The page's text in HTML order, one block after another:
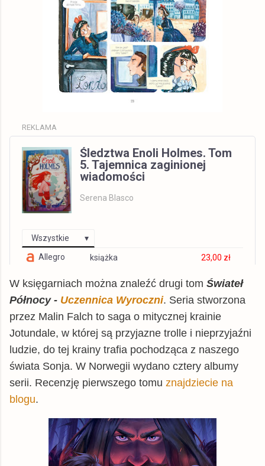
REKLAMA
Śledztwa Enoli Holmes. Tom
5. Tajemnica zaginionej
wiadomości
Serena Blasco
Wszystkie
Allegro
książka
23,00 zł
książka
27,76 zł
Matras.pl
książka
27,83 zł
TaniaKsiazka.pl
książka
28,52 zł
Gandalf.com.pl
książka
28,52 zł
tantis.pl
książka
28,79 zł
chodnikliteracki.pl
matfel.pl
książka
30,85 zł
gildia.pl
książka
31,49 zł
W księgarniach można znaleźć drugi tom Świateł
Północy - Uczennica Wyroczni. Seria stworzona
przez Malin Falch to saga o mitycznej krainie
Jotundale, w której są przyjazne trolle i nieprzyjaźni
ludzie, do tej krainy trafia pochodząca z naszego
świata Sonja. W Norwegii wydano cztery albumy
serii. Recenzję pierwszego tomu znajdziecie na
blogu.